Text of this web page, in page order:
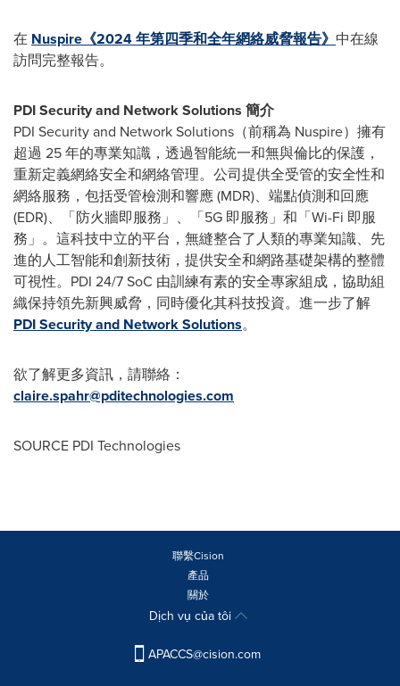
在 Nuspire《2024 年第四季和全年網絡威脅報告》 中在線
訪問完整報告。
PDI Security and Network Solutions 簡介
PDI Security and Network Solutions（前稱為 Nuspire）擁有
超過 25 年的專業知識，透過智能統一和無與倫比的保護，
重新定義網絡安全和網絡管理。公司提供全受管的安全性和
網絡服務，包括受管檢測和響應 (MDR)、端點偵測和回應
(EDR)、「防火牆即服務」、「5G 即服務」和「Wi-Fi 即服
務」。這科技中立的平台，無縫整合了人類的專業知識、先
進的人工智能和創新技術，提供安全和網路基礎架構的整體
可視性。PDI 24/7 SoC 由訓練有素的安全專家組成，協助組
織保持領先新興威脅，同時優化其科技投資。進一步了解
PDI Security and Network Solutions。
欲了解更多資訊，請聯絡：
claire.spahr@pditechnologies.com
SOURCE PDI Technologies
聯繫Cision
產品
關於
Dịch vụ của tôi
APACCS@cision.com